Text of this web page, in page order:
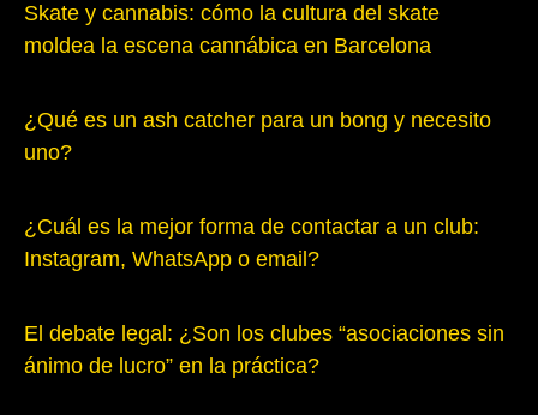
Skate y cannabis: cómo la cultura del skate
moldea la escena cannábica en Barcelona
¿Qué es un ash catcher para un bong y necesito
uno?
¿Cuál es la mejor forma de contactar a un club:
Instagram, WhatsApp o email?
El debate legal: ¿Son los clubes “asociaciones sin
ánimo de lucro” en la práctica?